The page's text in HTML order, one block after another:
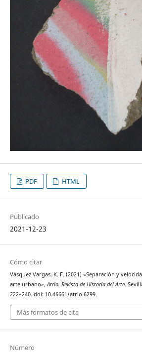
PDF HTML
Publicado
2021-12-23
Cómo citar
Vásquez Vargas, K. F. (2021) «Separación y
arte urbano»,Atrio. Revista de Historia del Arte.
222–240. doi: 10.46661/atrio.6299.
Más formatos de cita
Número